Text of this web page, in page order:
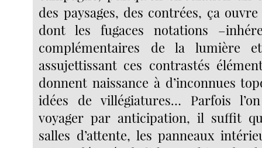
des paysages, des contrées, ça
dont les fugaces notations
complémentaires de la lumière
assujettissant ces contrastés
donnent naissance à d’inconnues
idées de villégiatures… Parfois
voyager par anticipation, il suffit
salles d’attente, les panneaux